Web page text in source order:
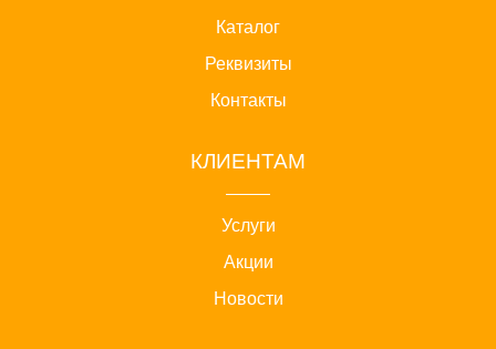
Каталог
Реквизиты
Контакты
КЛИЕНТАМ
Услуги
Акции
Новости